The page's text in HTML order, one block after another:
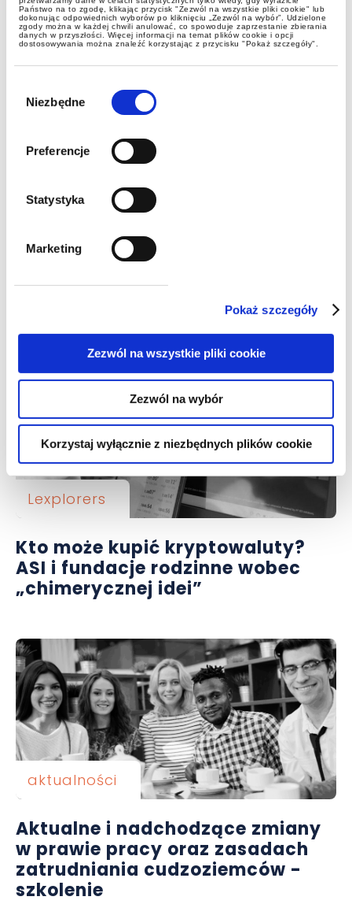
Państwo na to zgodę, klikając przycisk "Zezwól na wszystkie pliki cookie" lub
dokonując odpowiednich wyborów po kliknięciu „Zezwól na wybór”. Udzielone
zgody można w każdej chwili anulować, co spowoduje zaprzestanie zbierania
danych w przyszłości. Więcej informacji na temat plików cookie i opcji
dostosowywania można znaleźć korzystając z przycisku "Pokaż szczegóły".
zgody
Niezbędne
Preferencje
Statystyka
Marketing
Pokaż szczegóły
Zezwól na wszystkie pliki cookie
Zezwól na wybór
Korzystaj wyłącznie z niezbędnych plików cookie
sprawdź, czy Twoja firma
również
Gospodarcze skutki wojen
celnych USA a polskie organy
Lexplorers
Kto może kupić kryptowaluty?
ASI i fundacje rodzinne wobec
„chimerycznej idei”
aktualności
Aktualne i nadchodzące zmiany
w prawie pracy oraz zasadach
zatrudniania cudzoziemców -
szkolenie